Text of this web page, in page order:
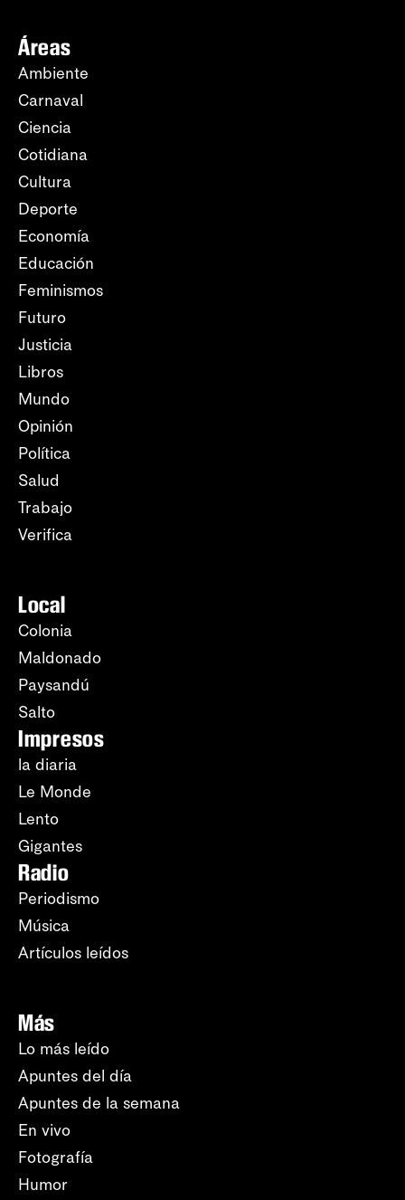
Áreas
Ambiente
Carnaval
Ciencia
Cotidiana
Cultura
Deporte
Economía
Educación
Feminismos
Futuro
Justicia
Libros
Mundo
Opinión
Política
Salud
Trabajo
Verifica
Local
Colonia
Maldonado
Paysandú
Salto
Impresos
la diaria
Le Monde
Lento
Gigantes
Radio
Periodismo
Música
Artículos leídos
Más
Lo más leído
Apuntes del día
Apuntes de la semana
En vivo
Fotografía
Humor